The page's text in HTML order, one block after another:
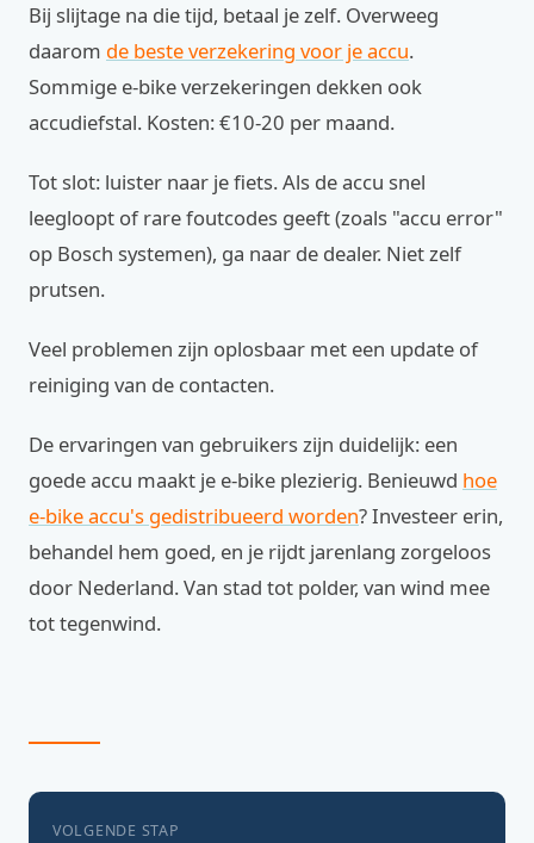
Bij slijtage na die tijd, betaal je zelf. Overweeg
daarom de beste verzekering voor je accu.
Sommige e-bike verzekeringen dekken ook
accudiefstal. Kosten: €10-20 per maand.
Tot slot: luister naar je fiets. Als de accu snel
leegloopt of rare foutcodes geeft (zoals "accu error"
op Bosch systemen), ga naar de dealer. Niet zelf
prutsen.
Veel problemen zijn oplosbaar met een update of
reiniging van de contacten.
De ervaringen van gebruikers zijn duidelijk: een
goede accu maakt je e-bike plezierig. Benieuwd hoe
e-bike accu's gedistribueerd worden? Investeer erin,
behandel hem goed, en je rijdt jarenlang zorgeloos
door Nederland. Van stad tot polder, van wind mee
tot tegenwind.
VOLGENDE STAP